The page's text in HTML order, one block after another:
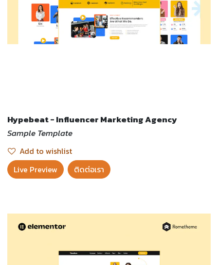
Hypebeat - Influencer Marketing Agency
Sample Template
Add to wishlist
Live Preview​
ติดต่อเรา